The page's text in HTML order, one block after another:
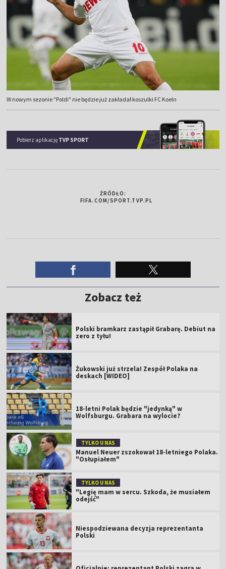
W nowym sezonie "Poldi" nie będzie już zakładał koszulki FC Koeln
Pobierz aplikację TVP SPORT
ŹRÓDŁO:
FIFA.COM/SPORT.TVP.PL
Zobacz też
Polski bramkarz zastąpił Grabarę. Debiut na
zero z tyłu!
Żukowski już strzela! Zespół Polaka na
deskach [WIDEO]
18-letni Polak będzie "jedynką" w
Wolfsburgu. Grabara na wylocie?
TYLKO U NAS
Manuel Neuer zszokował 18-letniego Polaka.
"Osłupiałem"
TYLKO U NAS
"Legię mam w sercu. Szkoda, że musiałem
odejść"
Niespodziewana decyzja reprezentanta
Polski